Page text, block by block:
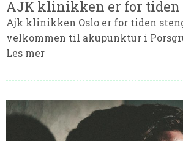
AJK klinikken er for tiden
Ajk klinikken Oslo er for tiden
velkommen til akupunktur i
Les mer